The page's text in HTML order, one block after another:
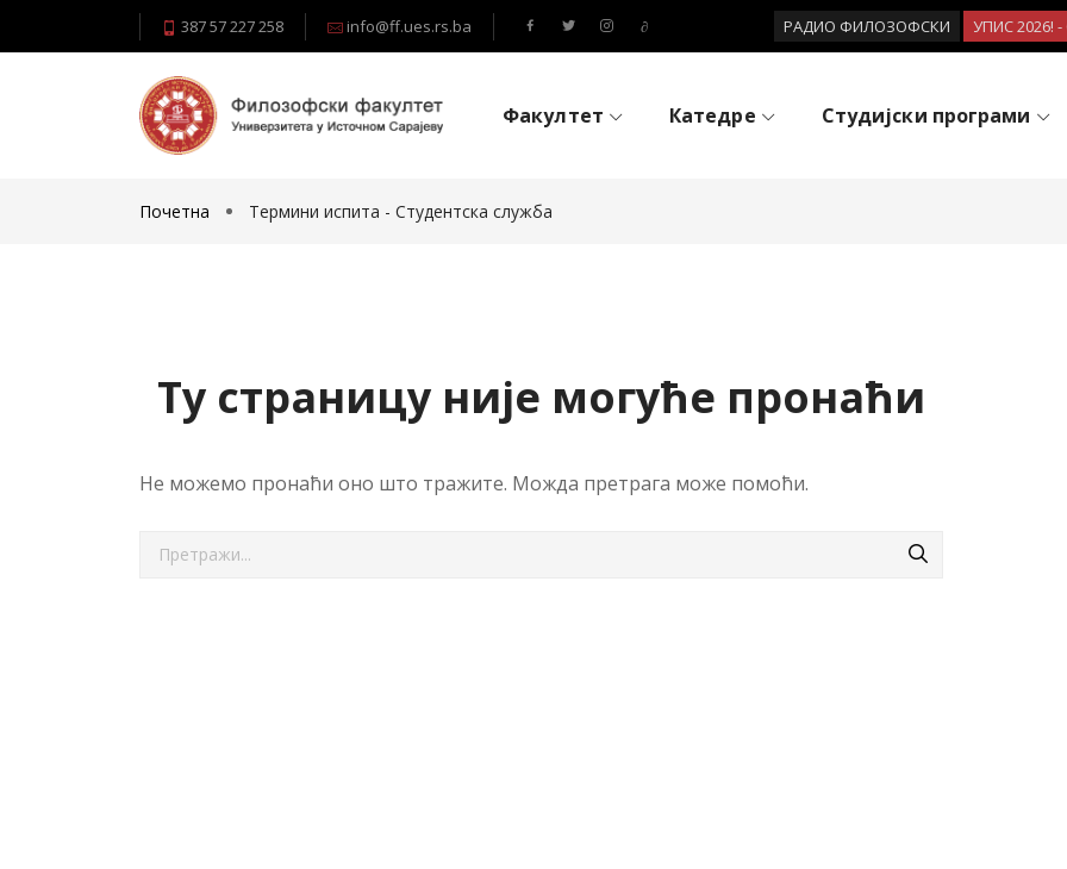
387 57 227 258 info@ff.ues.rs.ba РАДИО ФИЛОЗОФСКИ УПИС 2026!
Факултет Катедре Студијски програми
Почетна Термини испита - Студентска служба
Ту страницу није могуће пронаћи
Не можемо пронаћи оно што тражите. Можда претрага може помоћи.